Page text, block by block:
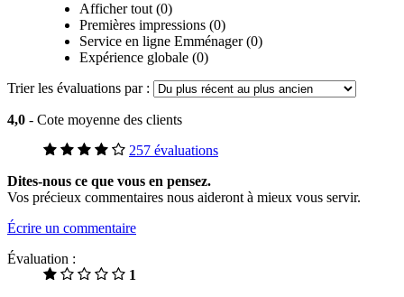
Afficher tout (0)
Premières impressions (0)
Service en ligne Emménager (0)
Expérience globale (0)
Trier les évaluations par :
4,0 - Cote moyenne des clients
257 évaluations
Dites-nous ce que vous en pensez.
Vos précieux commentaires nous aideront à mieux vous servir.
Écrire un commentaire
Évaluation :
1